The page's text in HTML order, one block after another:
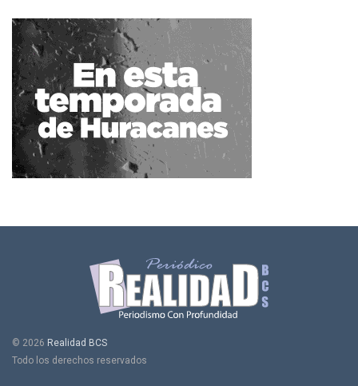
© 2026 Realidad BCS
Todo los derechos reservados